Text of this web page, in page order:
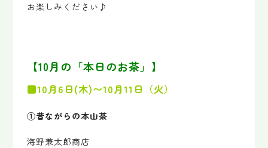
お楽しみください♪
【10月の「本日のお茶」】
■10月6日(木)〜10月11日（火）
①昔ながらの本山茶
海野兼太郎商店